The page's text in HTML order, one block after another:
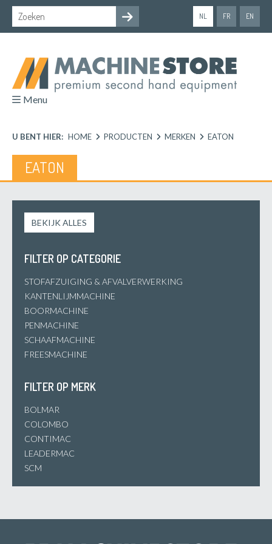
NL FR EN
Menu
U BENT HIER: HOME PRODUCTEN MERKEN EATON
EATON
BEKIJK ALLES
FILTER OP CATEGORIE
STOFAFZUIGING & AFVALVERWERKING
KANTENLIJMMACHINE
BOORMACHINE
PENMACHINE
SCHAAFMACHINE
FREESMACHINE
FILTER OP MERK
BOLMAR
COLOMBO
CONTIMAC
LEADERMAC
SCM